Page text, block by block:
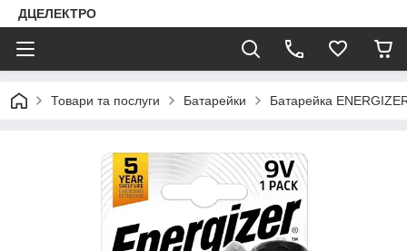
ДЦЕЛЕКТРО
Товари та послуги Батарейки Батарейка